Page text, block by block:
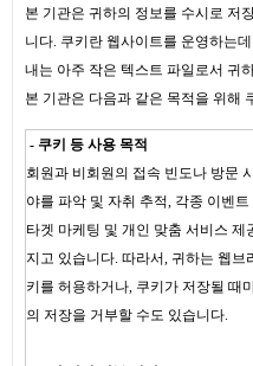
본 기관은 귀하의 정보를 수시로 저
니다. 쿠키란 웹사이트를 운영하는
내는 아주 작은 텍스트 파일로서 귀
본 기관은 다음과 같은 목적을 위해
- 쿠키 등 사용 목적
회원과 비회원의 접속 빈도나 방문
야를 파악 및 자취 추적, 각종 이벤
타겟 마케팅 및 개인 맞춤 서비스
지고 있습니다. 따라서, 귀하는 웹
키를 허용하거나, 쿠키가 저장될 때
의 저장을 거부할 수도 있습니다.